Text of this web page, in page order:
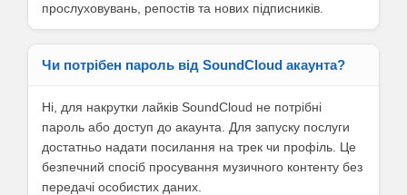
прослуховувань, репостів та нових підписників.
Чи потрібен пароль від SoundCloud акаунта?
Ні, для накрутки лайків SoundCloud не потрібні
пароль або доступ до акаунта. Для запуску послуги
достатньо надати посилання на трек чи профіль. Це
безпечний спосіб просування музичного контенту без
передачі особистих даних.